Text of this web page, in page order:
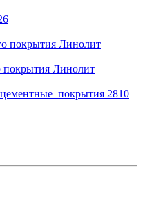
покрытия Линолит
Линолит
2810